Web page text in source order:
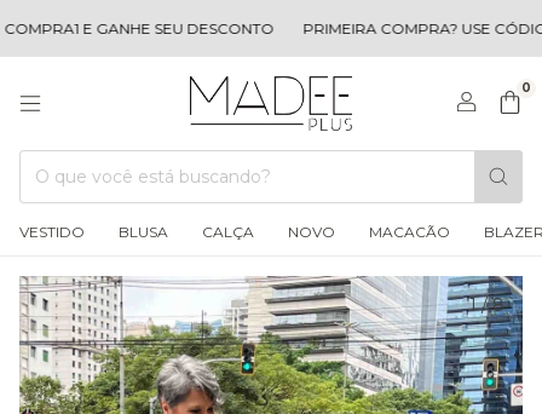
E GANHE SEU DESCONTO PRIMEIRA COMPRA? USE
0
VESTIDO BLUSA CALÇA NOVO MACACÃO
1/8